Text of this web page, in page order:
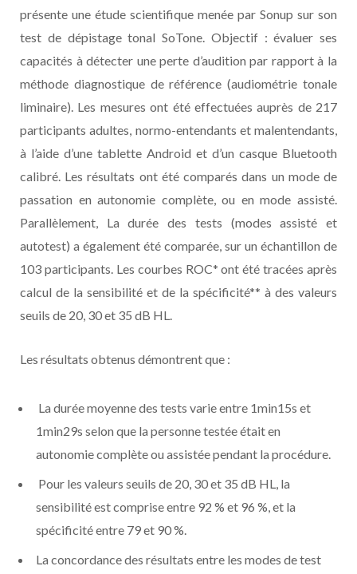
présente une étude scientifique menée par Sonup sur son
test de dépistage tonal SoTone. Objectif : évaluer ses
capacités à détecter une perte d’audition par rapport à la
méthode diagnostique de référence (audiométrie tonale
liminaire). Les mesures ont été effectuées auprès de 217
participants adultes, normo-entendants et malentendants,
à l’aide d’une tablette Android et d’un casque Bluetooth
calibré. Les résultats ont été comparés dans un mode de
passation en autonomie complète, ou en mode assisté.
Parallèlement, La durée des tests (modes assisté et
autotest) a également été comparée, sur un échantillon de
103 participants. Les courbes ROC* ont été tracées après
calcul de la sensibilité et de la spécificité** à des valeurs
seuils de 20, 30 et 35 dB HL.
Les résultats obtenus démontrent que :
La durée moyenne des tests varie entre 1min15s et
1min29s selon que la personne testée était en
autonomie complète ou assistée pendant la procédure.
Pour les valeurs seuils de 20, 30 et 35 dB HL, la
sensibilité est comprise entre 92 % et 96 %, et la
spécificité entre 79 et 90 %.
La concordance des résultats entre les modes de test